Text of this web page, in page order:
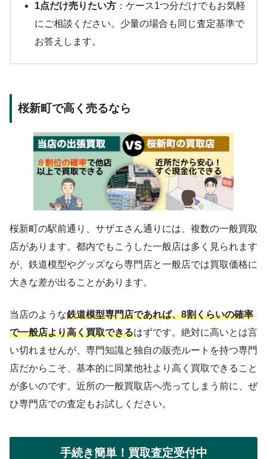
1点だけ売りたい方 ：ケース1つ分だけでもお気軽
にご相談ください。少量の場合も同じ査定基準で
お答えします。
桜新町で高く売るなら
桜新町の駅前通り、サザエさん通りには、複数の一般買取
店があります。都内でもこうした一般店は多く見られます
が、鉄道模型やグッズなら専門店と一般店では買取価格に
大きな差が出ることがあります。
当店のような鉄道模型専門店であれば、8割くらいの確率
で一般店より高く買取できるはずです。絶対に高いとは言
い切れませんが、専門知識と独自の販売ルートを持つ専門
店だからこそ、基本的に同業他社より高く買取できること
が多いのです。近所の一般買取店へ売ってしまう前に、ぜ
ひ専門店での査定もお試しください。
手続き簡単！買取査定受付中